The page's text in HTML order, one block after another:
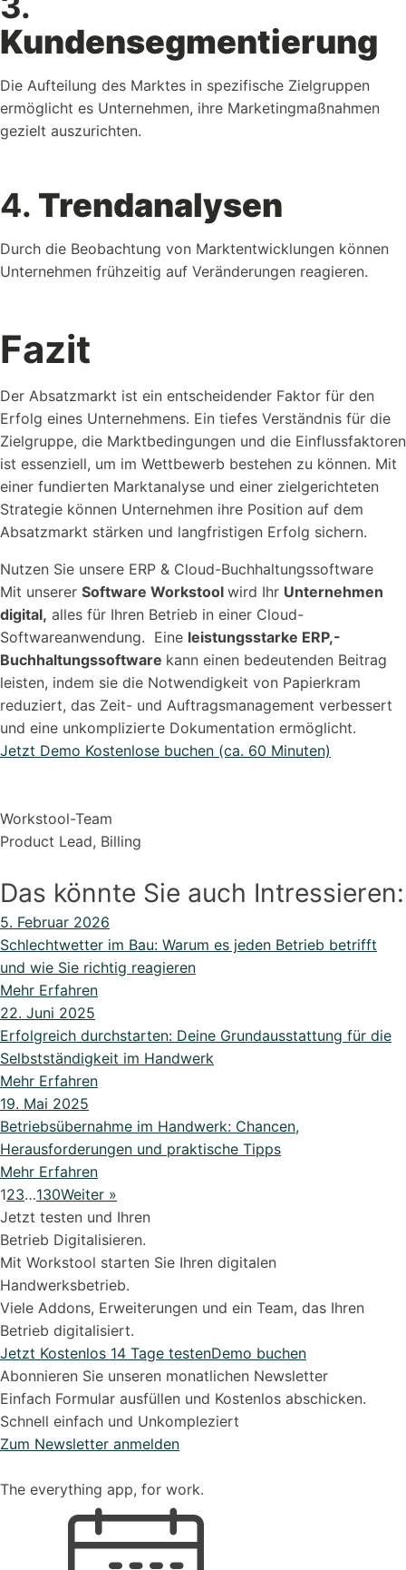
Kundensegmentierung
Die Aufteilung des Marktes in spezifische Zielgruppen
ermöglicht es Unternehmen, ihre Marketingmaßnahmen
gezielt auszurichten.
4. Trendanalysen
Durch die Beobachtung von Marktentwicklungen können
Unternehmen frühzeitig auf Veränderungen reagieren.
Fazit
Der Absatzmarkt ist ein entscheidender Faktor für den
Erfolg eines Unternehmens. Ein tiefes Verständnis für die
Zielgruppe, die Marktbedingungen und die Einflussfaktoren
ist essenziell, um im Wettbewerb bestehen zu können. Mit
einer fundierten Marktanalyse und einer zielgerichteten
Strategie können Unternehmen ihre Position auf dem
Absatzmarkt stärken und langfristigen Erfolg sichern.
Nutzen Sie unsere ERP & Cloud-Buchhaltungssoftware
Mit unserer Software Workstool wird Ihr Unternehmen
digital, alles für Ihren Betrieb in einer Cloud-
Softwareanwendung. Eine leistungsstarke ERP,-
Buchhaltungssoftware kann einen bedeutenden Beitrag
leisten, indem sie die Notwendigkeit von Papierkram
reduziert, das Zeit- und Auftragsmanagement verbessert
und eine unkomplizierte Dokumentation ermöglicht.
Jetzt Demo Kostenlose buchen (ca. 60 Minuten)
Workstool-Team
Product Lead, Billing
Das könnte Sie auch Intressieren:
5. Februar 2026
Schlechtwetter im Bau: Warum es jeden Betrieb betrifft
und wie Sie richtig reagieren
Mehr Erfahren
22. Juni 2025
Erfolgreich durchstarten: Deine Grundausstattung für die
Selbstständigkeit im Handwerk
Mehr Erfahren
19. Mai 2025
Betriebsübernahme im Handwerk: Chancen,
Herausforderungen und praktische Tipps
Mehr Erfahren
123…130Weiter »
Jetzt testen und Ihren
Betrieb Digitalisieren.
Mit Workstool starten Sie Ihren digitalen
Handwerksbetrieb.
Viele Addons, Erweiterungen und ein Team, das Ihren
Betrieb digitalisiert.
Jetzt Kostenlos 14 Tage testenDemo buchen
Abonnieren Sie unseren monatlichen Newsletter
Einfach Formular ausfüllen und Kostenlos abschicken.
Schnell einfach und Unkompleziert
Zum Newsletter anmelden
The everything app, for work.